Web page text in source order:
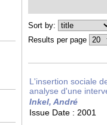
Sort by:
Results per page
L'insertion sociale
analyse d'une
Inkel, André
Issue Date : 2001